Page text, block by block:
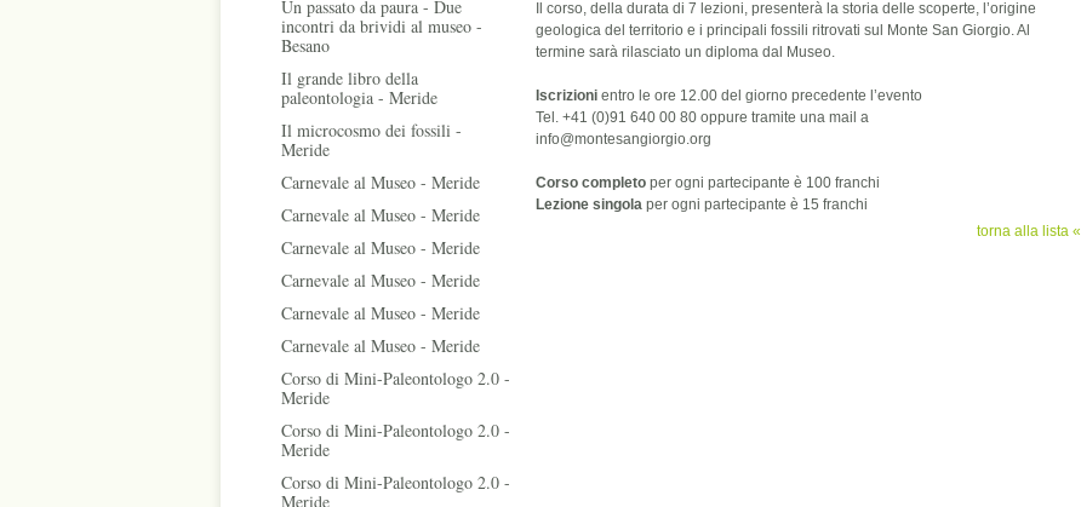
Un passato da paura - Due
incontri da brividi al museo -
Besano
Il grande libro della
paleontologia - Meride
Il microcosmo dei fossili -
Meride
Carnevale al Museo - Meride
Carnevale al Museo - Meride
Carnevale al Museo - Meride
Carnevale al Museo - Meride
Carnevale al Museo - Meride
Carnevale al Museo - Meride
Corso di Mini-Paleontologo 2.0 -
Meride
Corso di Mini-Paleontologo 2.0 -
Meride
Corso di Mini-Paleontologo 2.0 -
Meride
Il corso, della durata di 7 lezioni, presenterà la storia delle scoperte, l’origine
geologica del territorio e i principali fossili ritrovati sul Monte San Giorgio. Al
termine sarà rilasciato un diploma dal Museo.
Iscrizioni entro le ore 12.00 del giorno precedente l’evento
Tel. +41 (0)91 640 00 80 oppure tramite una mail a
info@montesangiorgio.org
Corso completo per ogni partecipante è 100 franchi
Lezione singola per ogni partecipante è 15 franchi
torna alla lista «